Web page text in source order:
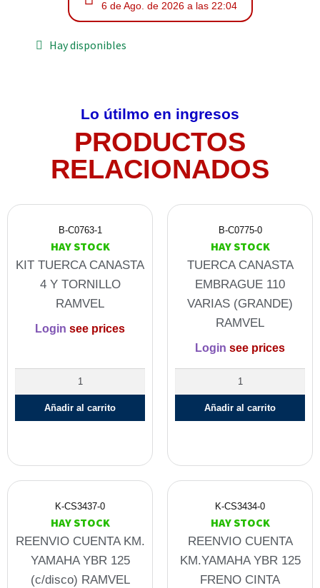
6 de Ago. de 2026 a las 22:04
Hay disponibles
Lo útilmo en ingresos
PRODUCTOS
RELACIONADOS
B-C0763-1
HAY STOCK
KIT TUERCA CANASTA
4 Y TORNILLO
RAMVEL
Login see prices
Añadir al carrito
B-C0775-0
HAY STOCK
TUERCA CANASTA
EMBRAGUE 110
VARIAS (GRANDE)
RAMVEL
Login see prices
Añadir al carrito
K-CS3437-0
HAY STOCK
REENVIO CUENTA KM.
YAMAHA YBR 125
(c/disco) RAMVEL
K-CS3434-0
HAY STOCK
REENVIO CUENTA
KM.YAMAHA YBR 125
FRENO CINTA